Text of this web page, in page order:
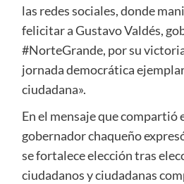
las redes sociales, donde
felicitar a Gustavo Valdés,
#NorteGrande, por su
jornada democrática
ciudadana».
En el mensaje que compartió
gobernador chaqueño
se fortalece elección tras
ciudadanos y ciudadanas